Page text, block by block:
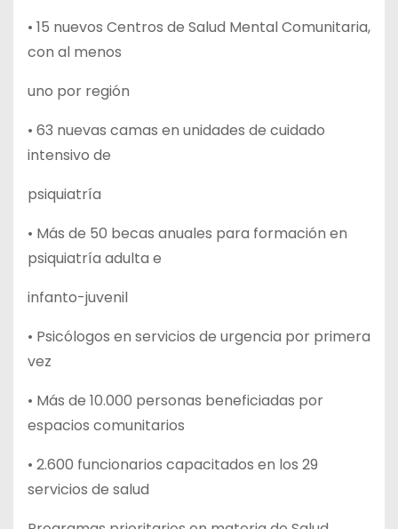
• 15 nuevos Centros de Salud Mental Comunitaria,
con al menos
uno por región
• 63 nuevas camas en unidades de cuidado
intensivo de
psiquiatría
• Más de 50 becas anuales para formación en
psiquiatría adulta e
infanto-juvenil
• Psicólogos en servicios de urgencia por primera
vez
• Más de 10.000 personas beneficiadas por
espacios comunitarios
• 2.600 funcionarios capacitados en los 29
servicios de salud